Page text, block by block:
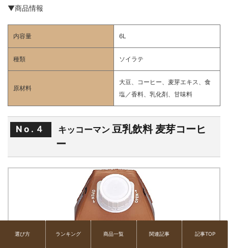
▼商品情報
内容量 6L
種類 ソイラテ
原材料
大豆、コーヒー、麦芽エキス、食
塩／香料、乳化剤、甘味料
No.４ キッコーマン 豆乳飲料 麦芽コーヒ
ー
選び方 ランキング 商品一覧 関連記事 記事TOP